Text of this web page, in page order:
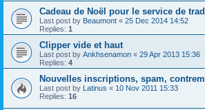
Cadeau de Noël pour le service de
Last post by Beaumont « 25 Dec 2014 14:52
Replies: 1
Clipper vide et haut
Last post by Ankhsenamon « 29 Apr 2013 15:36
Replies: 4
Nouvelles inscriptions, spam,
Last post by Latinus « 10 Nov 2011 15:33
Replies: 16